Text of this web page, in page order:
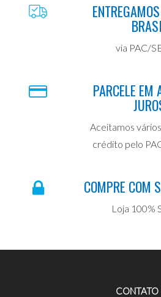
via PAC/
PARCELE
Aceitamos
crédito pelo
COMPRE COM
Loja 100%
CONTATO